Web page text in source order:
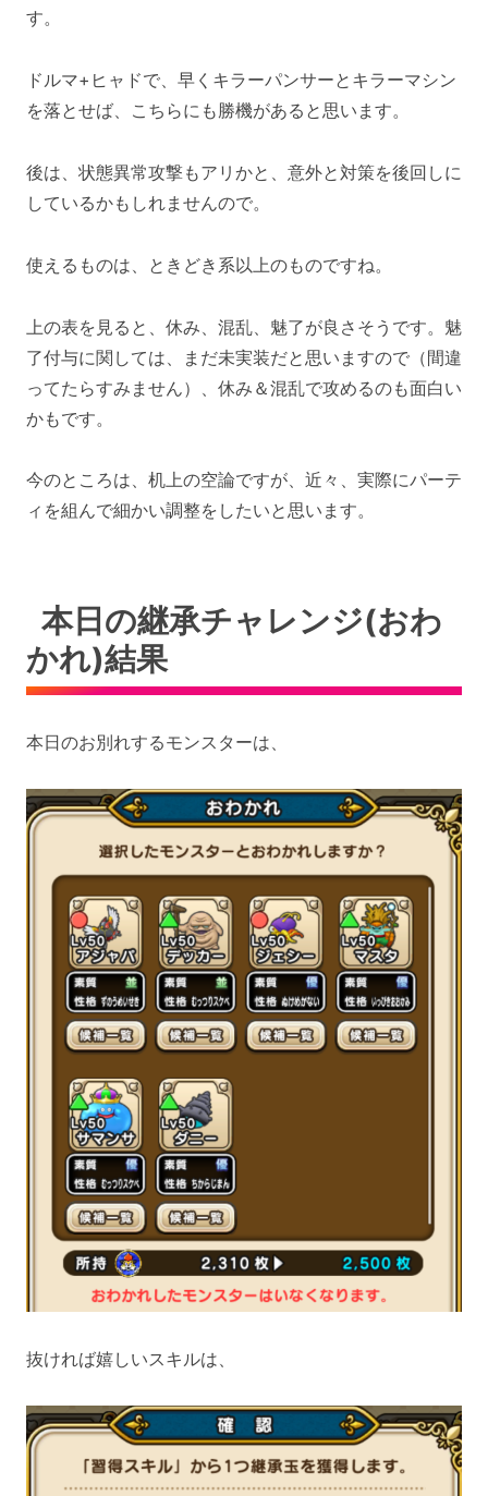
す。
ドルマ+ヒャドで、早くキラーパンサーとキラーマシン
を落とせば、こちらにも勝機があると思います。
後は、状態異常攻撃もアリかと、意外と対策を後回しに
しているかもしれませんので。
使えるものは、ときどき系以上のものですね。
上の表を見ると、休み、混乱、魅了が良さそうです。魅
了付与に関しては、まだ未実装だと思いますので（間違
ってたらすみません）、休み＆混乱で攻めるのも面白い
かもです。
今のところは、机上の空論ですが、近々、実際にパーテ
ィを組んで細かい調整をしたいと思います。
本日の継承チャレンジ(おわ
かれ)結果
本日のお別れするモンスターは、
抜ければ嬉しいスキルは、